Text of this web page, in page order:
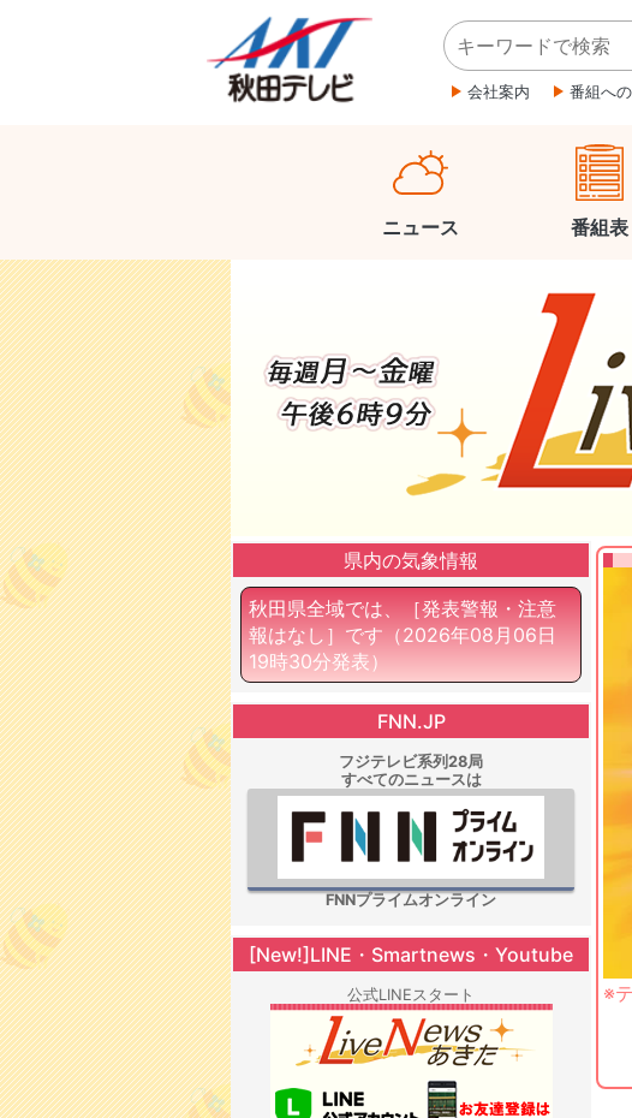
会社案内 番組へ
ニュース 番組表
※
県内の気象情報
秋田県全域では、［発表警報・注意
報はなし］です （2026年08月06日
19時30分発表）
FNN.JP
フジテレビ系列28局
すべてのニュースは
FNNプライムオンライン
[New!]LINE・Smartnews・Youtube
公式LINEスタート